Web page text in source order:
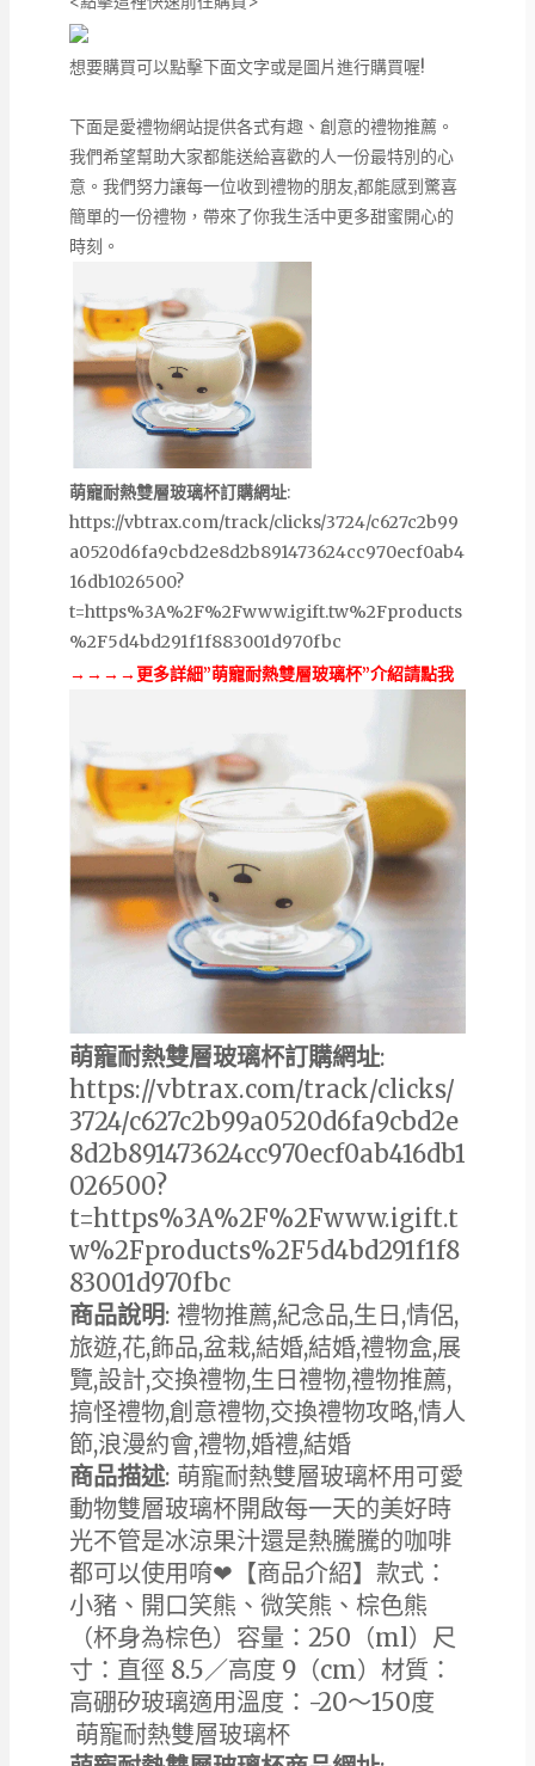
想要購買可以點擊下面文字或是圖片進行購買喔!
下面是愛禮物網站提供各式有趣、創意的禮物推薦。
我們希望幫助大家都能送給喜歡的人一份最特別的心
意。我們努力讓每一位收到禮物的朋友,都能感到驚喜
簡單的一份禮物，帶來了你我生活中更多甜蜜開心的
時刻。
萌寵耐熱雙層玻璃杯訂購網址:
https://vbtrax.com/track/clicks/3724/c627c2b99
a0520d6fa9cbd2e8d2b891473624cc970ecf0ab4
16db1026500?
t=https%3A%2F%2Fwww.igift.tw%2Fproducts
%2F5d4bd291f1f883001d970fbc
→→→→更多詳細”萌寵耐熱雙層玻璃杯”介紹請點我
萌寵耐熱雙層玻璃杯訂購網址:
https://vbtrax.com/track/clicks/
3724/c627c2b99a0520d6fa9cbd2e
8d2b891473624cc970ecf0ab416db1
026500?
t=https%3A%2F%2Fwww.igift.t
w%2Fproducts%2F5d4bd291f1f8
83001d970fbc
商品說明: 禮物推薦,紀念品,生日,情侶,
旅遊,花,飾品,盆栽,結婚,結婚,禮物盒,展
覽,設計,交換禮物,生日禮物,禮物推薦,
搞怪禮物,創意禮物,交換禮物攻略,情人
節,浪漫約會,禮物,婚禮,結婚
商品描述: 萌寵耐熱雙層玻璃杯用可愛
動物雙層玻璃杯開啟每一天的美好時
光不管是冰涼果汁還是熱騰騰的咖啡
都可以使用唷❤【商品介紹】款式：
小豬、開口笑熊、微笑熊、棕色熊
（杯身為棕色）容量：250（ml）尺
寸：直徑 8.5／高度 9（cm）材質：
高硼矽玻璃適用溫度：-20～150度
萌寵耐熱雙層玻璃杯